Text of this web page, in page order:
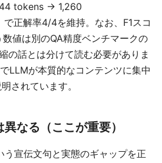
tokens → 1,260
で正解率4/4を維持。なお、F1スコ
値は別のQA精度ベンチマークの
の話とは分けて読む必要がありま
LLMが本質的なコンテンツに集中
されています。
なる（ここが重要）
う宣伝文句と実態のギャップを正